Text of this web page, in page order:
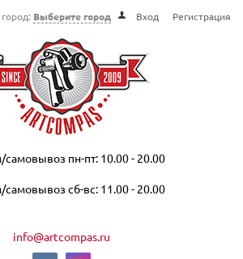
Выберите город Вход Регистрация
пн-пт: 10.00 - 20.00
сб-вс: 11.00 - 20.00
info@artcompas.ru